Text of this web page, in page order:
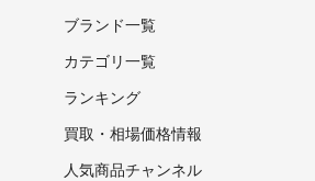
ブランド一覧
カテゴリ一覧
ランキング
買取・相場価格情報
人気商品チャンネル